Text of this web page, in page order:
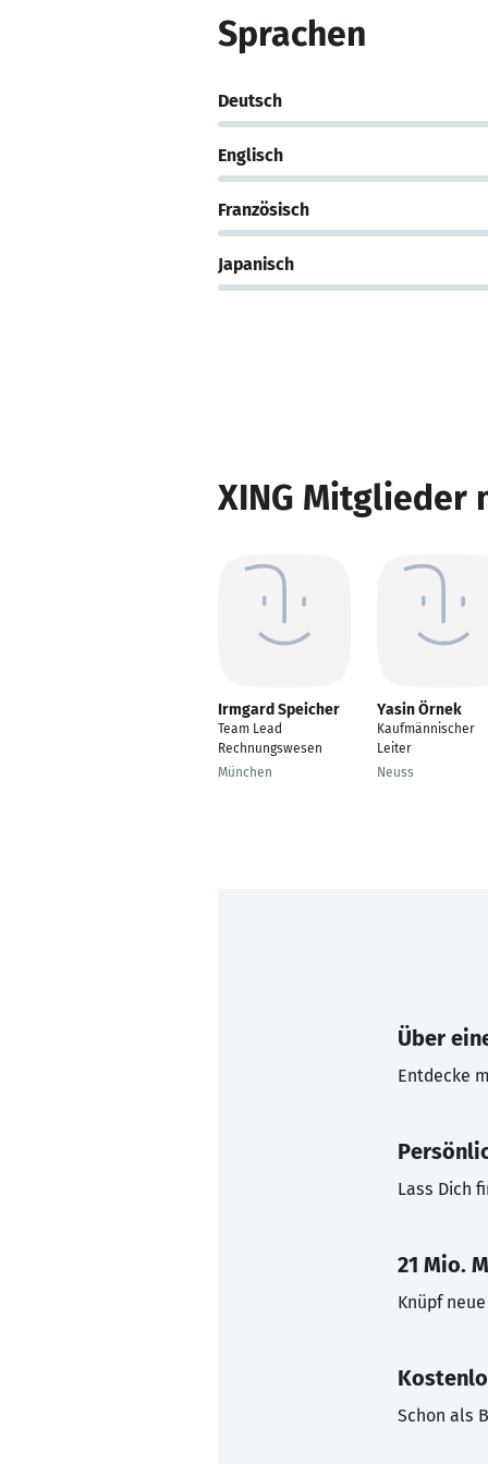
Sprachen
Deutsch
Englisch
Französisch
Japanisch
XING Mitglieder
Irmgard Speicher
Team Lead
Rechnungswesen
München
Yasin Örnek
Kaufmännischer
Leiter
Neuss
Über
Entdecke
Lass Dich
21 Mio.
Knüpf
Schon als